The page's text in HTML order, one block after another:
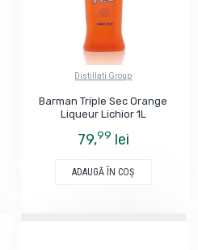
Distillati Group
Barman Triple Sec Orange
Liqueur Lichior 1L
79,99 lei
ADAUGĂ ÎN COŞ